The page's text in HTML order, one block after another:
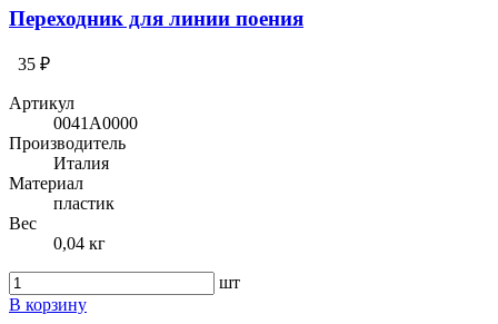
Переходник для линии поения
35 ₽
Артикул
0041A0000
Производитель
Италия
Материал
пластик
Вес
0,04 кг
шт
В корзину